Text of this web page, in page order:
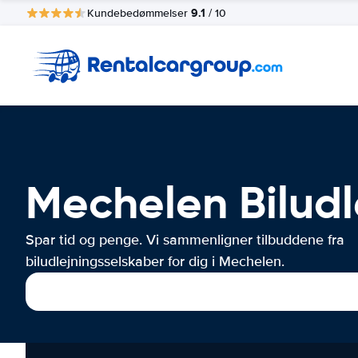
Kundebedømmelser 9.1 / 10
Mechelen
Spar tid og penge. Vi sammenligner tilbuddene fra
biludlejningsselskaber for dig i Mechelen.